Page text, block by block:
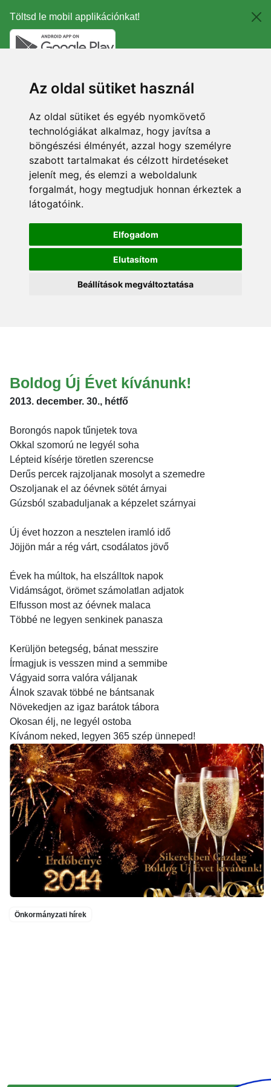
Töltsd le mobil applikációnkat!
Az oldal sütiket használ
Az oldal sütiket és egyéb nyomkövető
technológiákat alkalmaz, hogy javítsa a
böngészési élményét, azzal hogy személyre
szabott tartalmakat és célzott hirdetéseket
jelenít meg, és elemzi a weboldalunk
forgalmát, hogy megtudjuk honnan érkeztek a
látogatóink.
Elfogadom
Elutasítom
Beállítások megváltoztatása
Boldog Új Évet kívánunk!
2013. december. 30., hétfő
Borongós napok tűnjetek tova
Okkal szomorú ne legyél soha
Lépteid kísérje töretlen szerencse
Derűs percek rajzoljanak mosolyt a szemedre
Oszoljanak el az óévnek sötét árnyai
Gúzsból szabaduljanak a képzelet szárnyai
Új évet hozzon a nesztelen iramló idő
Jöjjön már a rég várt, csodálatos jövő
Évek ha múltok, ha elszálltok napok
Vidámságot, örömet számolatlan adjatok
Elfusson most az óévnek malaca
Többé ne legyen senkinek panasza
Kerüljön betegség, bánat messzire
Írmagjuk is vesszen mind a semmibe
Vágyaid sorra valóra váljanak
Álnok szavak többé ne bántsanak
Növekedjen az igaz barátok tábora
Okosan élj, ne legyél ostoba
Kívánom neked, legyen 365 szép ünneped!
Önkormányzati hírek